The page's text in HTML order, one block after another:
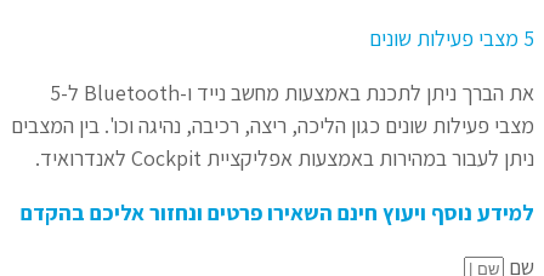
5 מצבי פעילות שונים
את הברך ניתן לתכנת באמצעות מחשב נייד ו-Bluetooth ל-5
מצבי פעילות שונים כגון הליכה, ריצה, רכיבה, נהיגה וכו'. בין המצבים
ניתן לעבור במהירות באמצעות אפליקציית Cockpit לאנדרואיד.
למידע נוסף ויעוץ חינם השאירו פרטים ונחזור אליכם בהקדם
שם